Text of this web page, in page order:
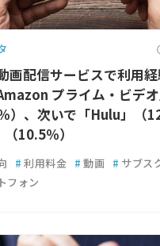
画配信サービスで利用
プライム・ビデオ
）、次いで「Hulu」（
10.5％）
# 利用料金 # 動画 # サブス
フォン